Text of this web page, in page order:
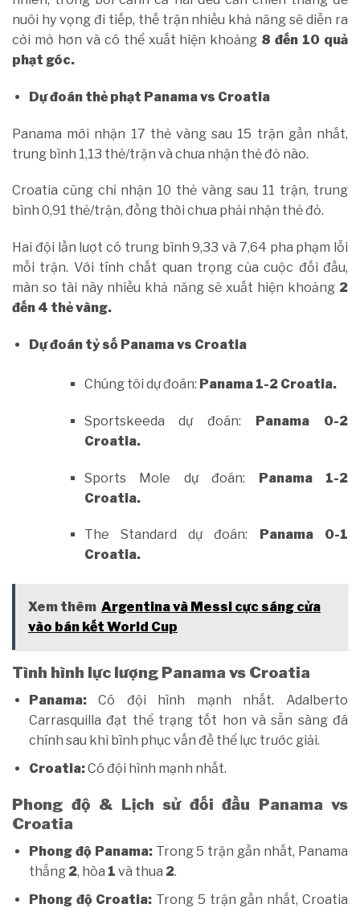
nuôi hy vọng đi tiếp, thế trận nhiều khả năng sẽ diễn ra
cởi mở hơn và có thể xuất hiện khoảng 8 đến 10 quả
phạt góc.
Dự đoán thẻ phạt Panama vs Croatia
Panama mới nhận 17 thẻ vàng sau 15 trận gần nhất,
trung bình 1,13 thẻ/trận và chưa nhận thẻ đỏ nào.
Croatia cũng chỉ nhận 10 thẻ vàng sau 11 trận, trung
bình 0,91 thẻ/trận, đồng thời chưa phải nhận thẻ đỏ.
Hai đội lần lượt có trung bình 9,33 và 7,64 pha phạm lỗi
mỗi trận. Với tính chất quan trọng của cuộc đối đầu,
màn so tài này nhiều khả năng sẽ xuất hiện khoảng 2
đến 4 thẻ vàng.
Dự đoán tỷ số Panama vs Croatia
Chúng tôi dự đoán: Panama 1-2 Croatia.
Sportskeeda dự đoán: Panama 0-2
Croatia.
Sports Mole dự đoán: Panama 1-2
Croatia.
The Standard dự đoán:
Panama 0-1
Croatia.
Xem thêm Argentina và Messi cực sáng cửa
vào bán kết World Cup
Tình hình lực lượng Panama vs Croatia
Panama:Có đội hình mạnh nhất. Adalberto
Carrasquilla đạt thể trạng tốt hơn và sẵn sàng đá
chính sau khi bình phục vấn đề thể lực trước giải.
Croatia:Có đội hình mạnh nhất.
Phong độ & Lịch sử đối đầu Panama vs
Croatia
Phong độ Panama:Trong 5 trận gần nhất, Panama
thắng 2, hòa 1 và thua 2.
Phong độ Croatia: Trong 5 trận gần nhất, Croatia